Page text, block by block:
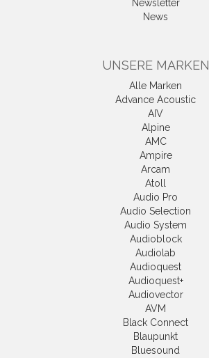
Newsletter
News
UNSERE MARKEN
Alle Marken
Advance Acoustic
AIV
Alpine
AMC
Ampire
Arcam
Atoll
Audio Pro
Audio Selection
Audio System
Audioblock
Audiolab
Audioquest
Audioquest+
Audiovector
AVM
Black Connect
Blaupunkt
Bluesound